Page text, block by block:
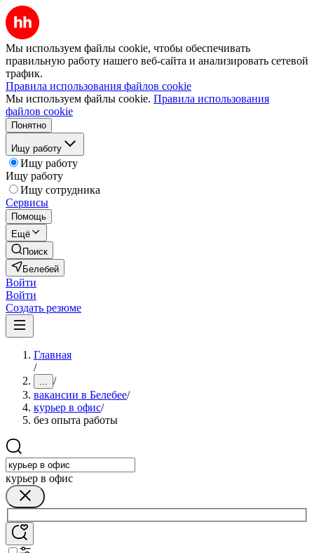
Мы используем файлы cookie, чтобы обеспечивать
правильную работу нашего веб-сайта и анализировать сетевой
трафик.
Правила использования файлов cookie
Мы используем файлы cookie. Правила использования
файлов cookie
Понятно
Ищу работу
Ищу работу
Ищу работу
Ищу сотрудника
Сервисы
Помощь
Ещё
Поиск
Белебей
Войти
Войти
Создать резюме
Главная
/
... /
вакансии в Белебее/
курьер в офис/
без опыта работы
курьер в офис